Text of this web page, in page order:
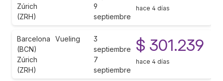
Zúrich
(ZRH)
9
septiembre
hace 4 días
Barcelona
(BCN)
Zúrich
(ZRH)
Vueling
3
septiembre
7
septiembre
$ 301.239
hace 4 días